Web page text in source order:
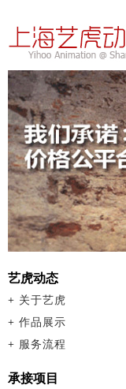
艺虎动态
+ 关于艺虎
+ 作品展示
+ 服务流程
承接项目